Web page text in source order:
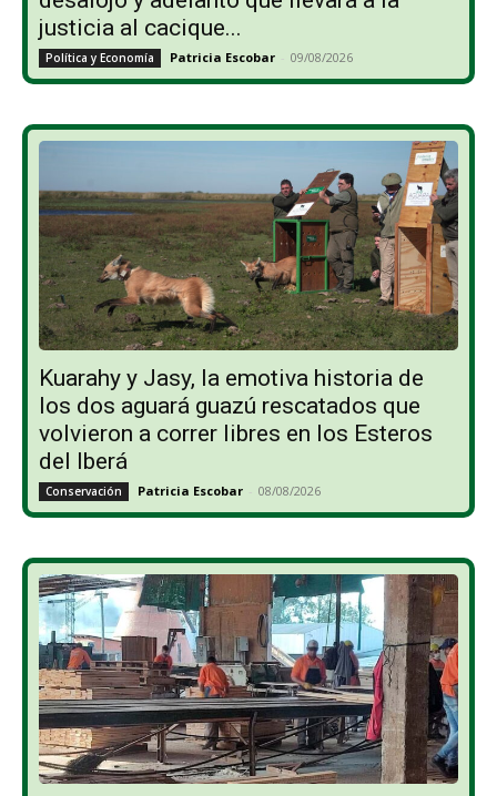
justicia al cacique...
Política y Economía Patricia Escobar - 09/08/2026
Kuarahy y Jasy, la emotiva historia de
los dos aguará guazú rescatados que
volvieron a correr libres en los Esteros
del Iberá
Conservación Patricia Escobar - 08/08/2026